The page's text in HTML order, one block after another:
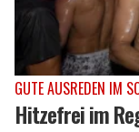
GUTE AUSREDEN IM
Hitzefrei im